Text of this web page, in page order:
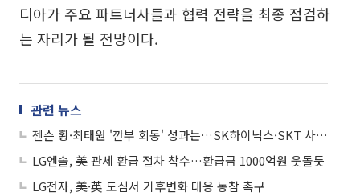
디아가 주요 파트너사들과 협력 전략을 최종 점검하
는 자리가 될 전망이다.
관련 뉴스
젠슨 황·최태원 '깐부 회동' 성과는…SK하이닉스·SKT 사장단 총출동
LG엔솔, 美 관세 환급 절차 착수…환급금 1000억원 웃돌듯
LG전자, 美·英 도심서 기후변화 대응 동참 촉구